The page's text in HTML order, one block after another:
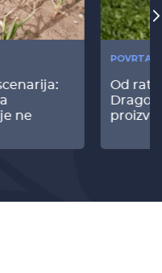
ne
Od